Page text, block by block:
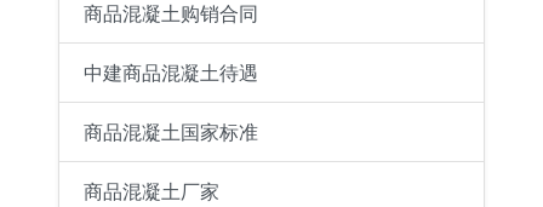
商品混凝土购销合同
中建商品混凝土待遇
商品混凝土国家标准
商品混凝土厂家